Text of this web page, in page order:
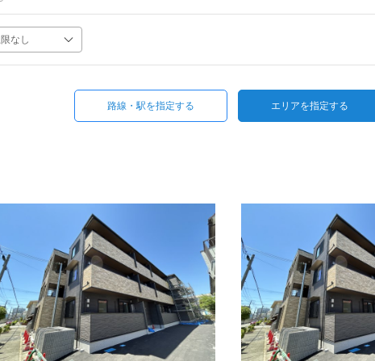
路線・駅を指定する エリアを指定する